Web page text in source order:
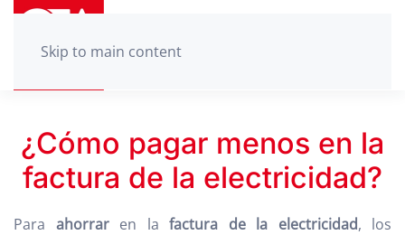
Skip to main content
¿Cómo pagar menos en la
factura de la electricidad?
Para ahorraren la factura de la electricidad, los